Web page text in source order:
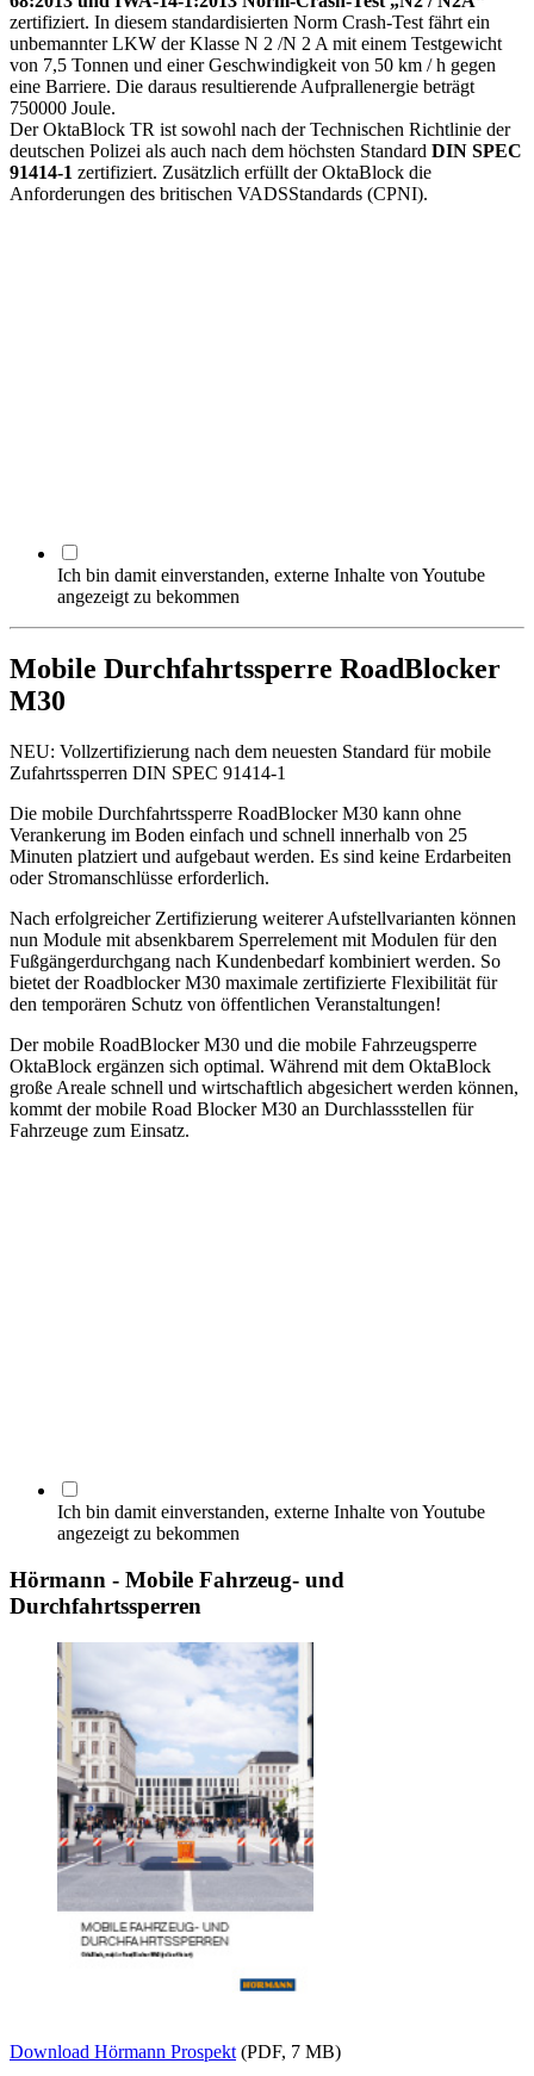
zertifiziert. In diesem standardisierten Norm Crash-Test fährt ein
unbemannter LKW der Klasse N 2 /N 2 A mit einem Testgewicht
von 7,5 Tonnen und einer Geschwindigkeit von 50 km / h gegen
eine Barriere. Die daraus resultierende Aufprallenergie beträgt
750000 Joule.
Der OktaBlock TR ist sowohl nach der Technischen Richtlinie der
deutschen Polizei als auch nach dem höchsten Standard DIN SPEC
91414-1 zertifiziert. Zusätzlich erfüllt der OktaBlock die
Anforderungen des britischen VADSStandards (CPNI).
Ich bin damit einverstanden, externe Inhalte von Youtube
angezeigt zu bekommen
Mobile Durchfahrtssperre RoadBlocker
M30
NEU: Vollzertifizierung nach dem neuesten Standard für mobile
Zufahrtssperren DIN SPEC 91414-1
Die mobile Durchfahrtssperre RoadBlocker M30 kann ohne
Verankerung im Boden einfach und schnell innerhalb von 25
Minuten platziert und aufgebaut werden. Es sind keine Erdarbeiten
oder Stromanschlüsse erforderlich.
Nach erfolgreicher Zertifizierung weiterer Aufstellvarianten können
nun Module mit absenkbarem Sperrelement mit Modulen für den
Fußgängerdurchgang nach Kundenbedarf kombiniert werden. So
bietet der Roadblocker M30 maximale zertifizierte Flexibilität für
den temporären Schutz von öffentlichen Veranstaltungen!
Der mobile RoadBlocker M30 und die mobile Fahrzeugsperre
OktaBlock ergänzen sich optimal. Während mit dem OktaBlock
große Areale schnell und wirtschaftlich abgesichert werden können,
kommt der mobile Road Blocker M30 an Durchlassstellen für
Fahrzeuge zum Einsatz.
Ich bin damit einverstanden, externe Inhalte von Youtube
angezeigt zu bekommen
Hörmann - Mobile Fahrzeug- und
Durchfahrtssperren
Download Hörmann Prospekt (PDF, 7 MB)